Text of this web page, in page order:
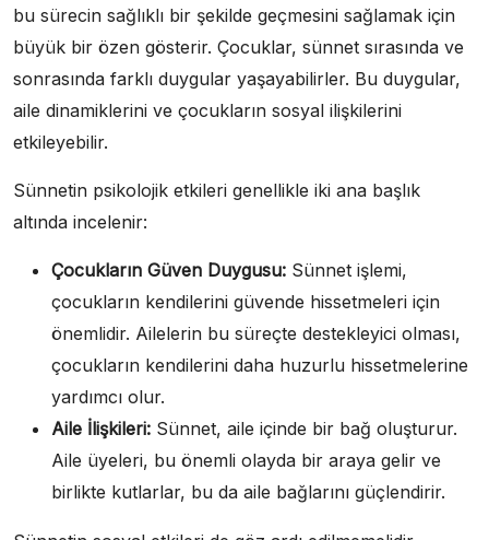
bu sürecin sağlıklı bir şekilde geçmesini sağlamak için
büyük bir özen gösterir. Çocuklar, sünnet sırasında ve
sonrasında farklı duygular yaşayabilirler. Bu duygular,
aile dinamiklerini ve çocukların sosyal ilişkilerini
etkileyebilir.
Sünnetin psikolojik etkileri genellikle iki ana başlık
altında incelenir:
Çocukların Güven Duygusu: Sünnet işlemi,
çocukların kendilerini güvende hissetmeleri için
önemlidir. Ailelerin bu süreçte destekleyici olması,
çocukların kendilerini daha huzurlu hissetmelerine
yardımcı olur.
Aile İlişkileri: Sünnet, aile içinde bir bağ oluşturur.
Aile üyeleri, bu önemli olayda bir araya gelir ve
birlikte kutlarlar, bu da aile bağlarını güçlendirir.